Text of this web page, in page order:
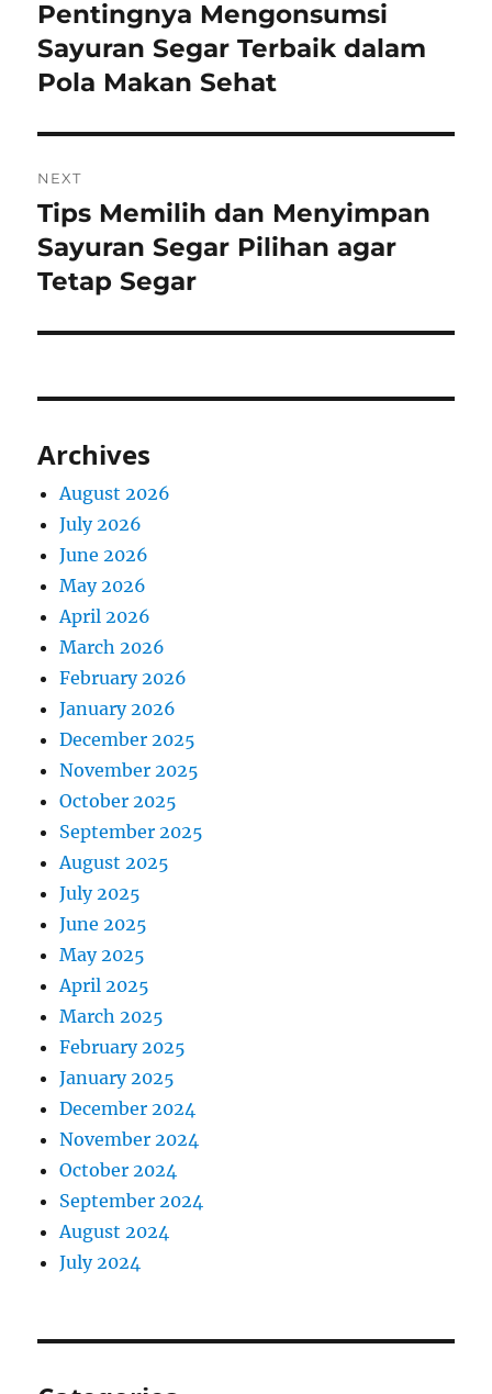
Previous
post:
Pentingnya Mengonsumsi
Sayuran Segar Terbaik dalam
Pola Makan Sehat
NEXT
Next
post:
Tips Memilih dan Menyimpan
Sayuran Segar Pilihan agar
Tetap Segar
Archives
August 2026
July 2026
June 2026
May 2026
April 2026
March 2026
February 2026
January 2026
December 2025
November 2025
October 2025
September 2025
August 2025
July 2025
June 2025
May 2025
April 2025
March 2025
February 2025
January 2025
December 2024
November 2024
October 2024
September 2024
August 2024
July 2024